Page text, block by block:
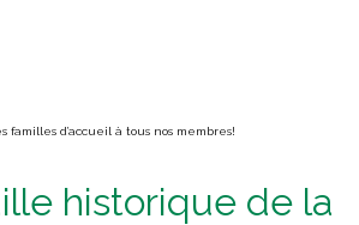
familles d’accueil à tous nos membres!
historique de la